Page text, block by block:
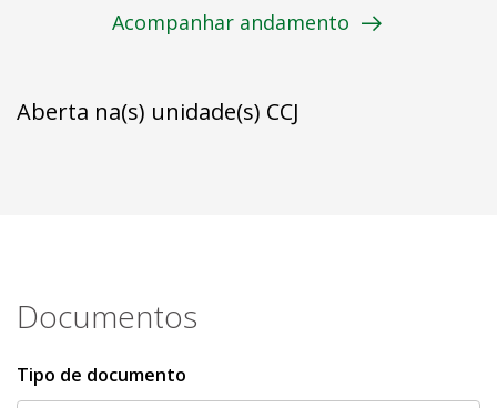
Acompanhar andamento
Aberta na(s) unidade(s) CCJ
Documentos
Tipo de documento